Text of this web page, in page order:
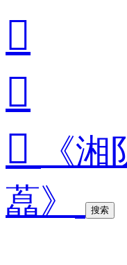



《
藠》
搜索